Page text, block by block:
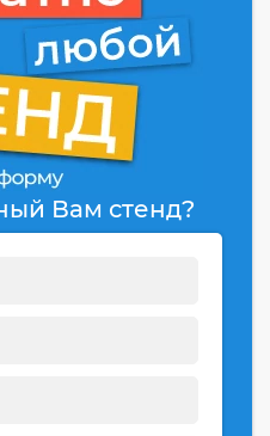
Вам стенд?